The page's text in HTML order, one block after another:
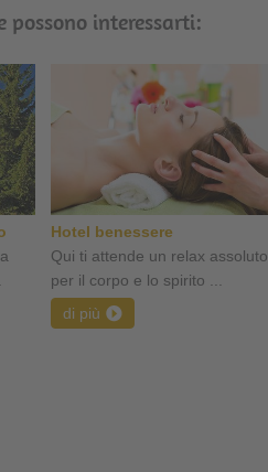
interessarti:
Hotel benessere
Qui ti attende un relax assoluto,
per il corpo e lo spirito ...
di più